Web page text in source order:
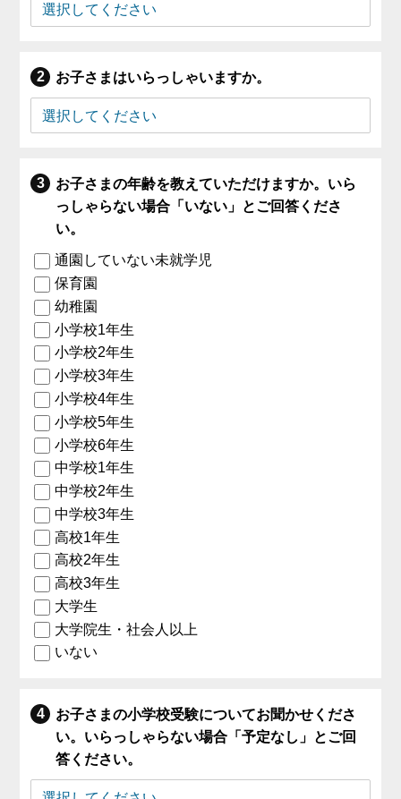
お子さまはいらっしゃいますか。
お子さまの年齢を教えていただけますか。いら
っしゃらない場合「いない」とご回答くださ
い。
通園していない未就学児
保育園
幼稚園
小学校1年生
小学校2年生
小学校3年生
小学校4年生
小学校5年生
小学校6年生
中学校1年生
中学校2年生
中学校3年生
高校1年生
高校2年生
高校3年生
大学生
大学院生・社会人以上
いない
お子さまの小学校受験についてお聞かせくださ
い。いらっしゃらない場合「予定なし」とご回
答ください。